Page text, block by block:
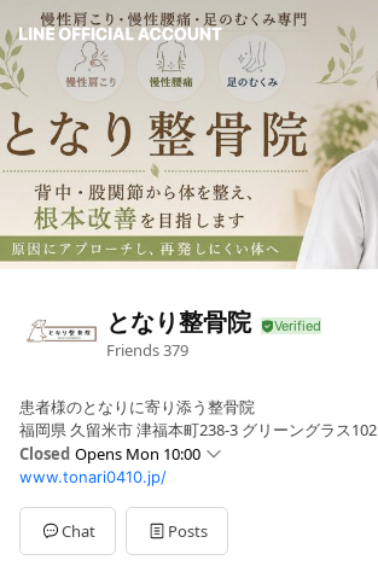
となり整骨院
Friends379
患者様のとなりに寄り添う整骨院
福岡県 久留米市 津福本町238-3 グリーングラス102
Closed Opens Mon 10:00
Sun09:30 - 14:00
Mon10:00 - 17:00
Tue10:00 - 19:00
WedClosed
www.tonari0410.jp/
Chat Posts